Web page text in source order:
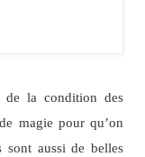
de la condition des
magie pour qu’on
sont aussi de belles